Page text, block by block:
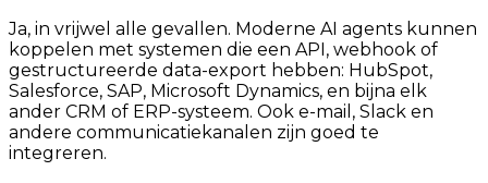
Ja, in vrijwel alle gevallen. Moderne AI agents kunnen
koppelen met systemen die een API, webhook of
gestructureerde data-export hebben: HubSpot,
Salesforce, SAP, Microsoft Dynamics, en bijna elk
ander CRM of ERP-systeem. Ook e-mail, Slack en
andere communicatiekanalen zijn goed te
integreren.